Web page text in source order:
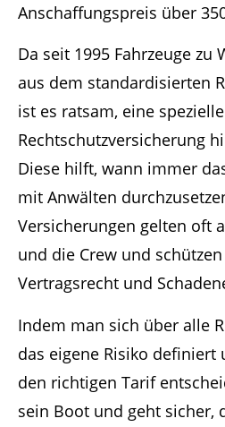
Anschaffungspreis über
Da seit 1995 Fahrzeuge zu
aus dem standardisierten
ist es ratsam, eine spezielle
Rechtschutzversicherung
Diese hilft, wann immer
mit Anwälten
Versicherungen gelten oft
und die Crew und
Vertragsrecht und
Indem man sich über alle
das eigene Risiko
den richtigen Tarif
sein Boot und geht sicher,